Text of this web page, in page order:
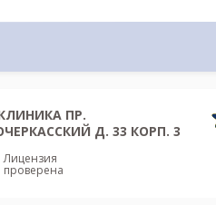
ПР.
Д. 33 КОРП. 3
Лицензия
проверена